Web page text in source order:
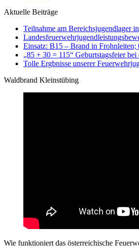
Aktuelle Beiträge
Teilnahme am Bereichsjugendlager
Einsatz: B15 – Brand in Frohnleiten;
„85 + 30 = 115“ Geburtstagsfeier
Tolle Ergbnisse unserer
Waldbrand Kleinstübing
Wie funktioniert das österreichische